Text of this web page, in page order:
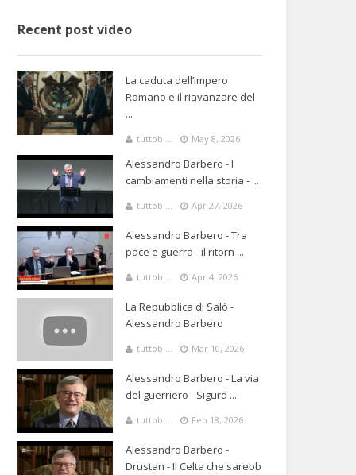
Recent post video
La caduta dell’Impero
Romano e il riavanzare del
...
tuttob ... May 8, 2026
Alessandro Barbero - I
cambiamenti nella storia - ...
tuttob ... Apr 27, 2026
Alessandro Barbero - Tra
pace e guerra - il ritorn ...
tuttob ... Apr 4, 2026
La Repubblica di Salò -
Alessandro Barbero
tuttob ... Mar 10, 2026
Alessandro Barbero - La via
del guerriero - Sigurd ...
tuttob ... Feb 18, 2026
Alessandro Barbero -
Drustan - Il Celta che sarebb